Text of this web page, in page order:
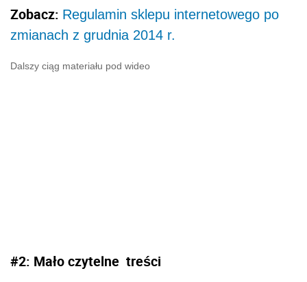
Zobacz: Regulamin sklepu internetowego po
zmianach z grudnia 2014 r.
Dalszy ciąg materiału pod wideo
#2: Mało czytelne treści